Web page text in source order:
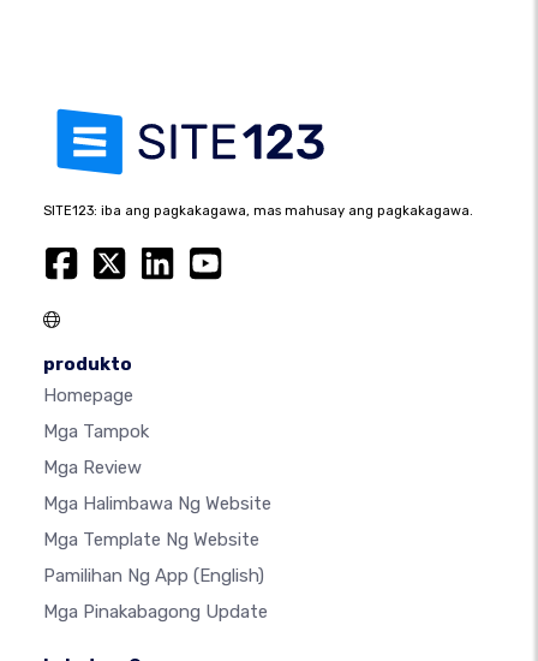
SITE123: iba ang pagkakagawa, mas mahusay ang pagkakagawa.
produkto
Homepage
Mga Tampok
Mga Review
Mga Halimbawa Ng Website
Mga Template Ng Website
Pamilihan Ng App (English)
Mga Pinakabagong Update